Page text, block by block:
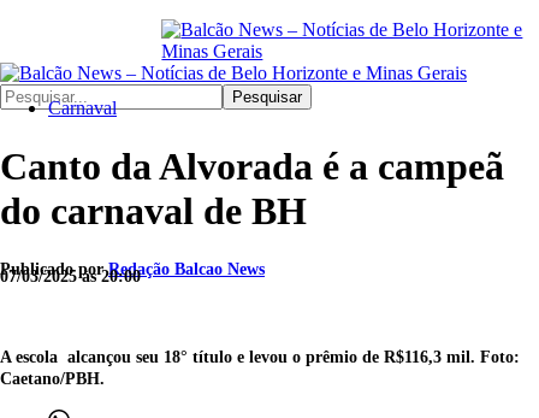
Pesquisar
Carnaval
Canto da Alvorada é a campeã
do carnaval de BH
Publicado porRedação Balcao News
07/03/2025 às 20:00
A escola alcançou seu 18° título e levou o prêmio de R$116,3 mil. Foto:
Caetano/PBH.